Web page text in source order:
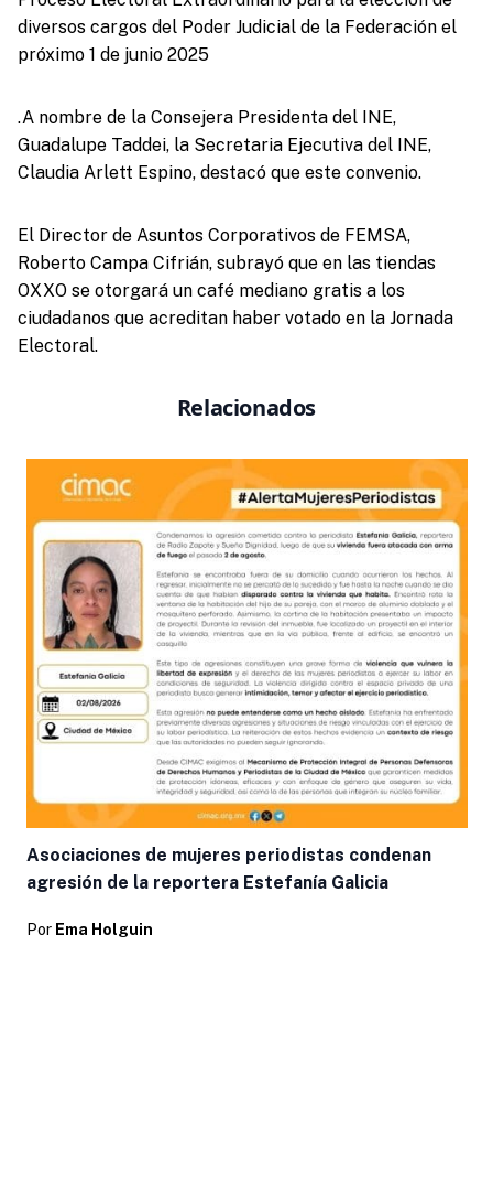
diversos cargos del Poder Judicial de la Federación el
próximo 1 de junio 2025
.A nombre de la Consejera Presidenta del INE,
Guadalupe Taddei, la Secretaria Ejecutiva del INE,
Claudia Arlett Espino, destacó que este convenio.
El Director de Asuntos Corporativos de FEMSA,
Roberto Campa Cifrián, subrayó que en las tiendas
OXXO se otorgará un café mediano gratis a los
ciudadanos que acreditan haber votado en la Jornada
Electoral.
Relacionados
Asociaciones de mujeres periodistas condenan
agresión de la reportera Estefanía Galicia
Por Ema Holguin